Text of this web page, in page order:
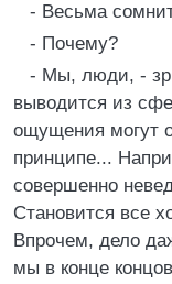
- Весьма
- Почему?
- Мы, люди, -
выводится из
ощущения могут
принципе...
совершенно
Становится все
Впрочем, дело
мы в конце